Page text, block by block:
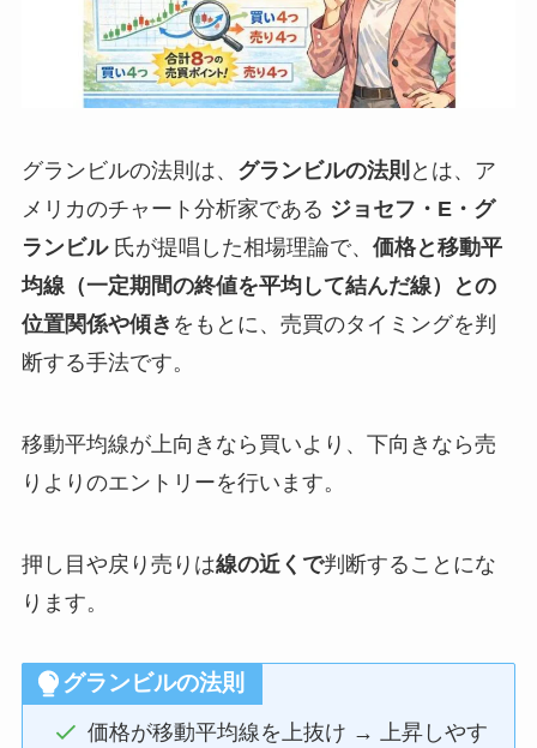
グランビルの法則は、 グランビルの法則 とは、ア
メリカのチャート分析家である ジョセフ・E・グ
ランビル氏が提唱した相場理論で、 価格と移動平
均線（一定期間の終値を平均して結んだ線）との
位置関係や傾き をもとに、売買のタイミングを判
断する手法です。
移動平均線が上向きなら買いより、下向きなら売
りよりのエントリーを行います。
押し目や戻り売りは線の近くで判断することにな
ります。
グランビルの法則
価格が移動平均線を上抜け → 上昇しやす